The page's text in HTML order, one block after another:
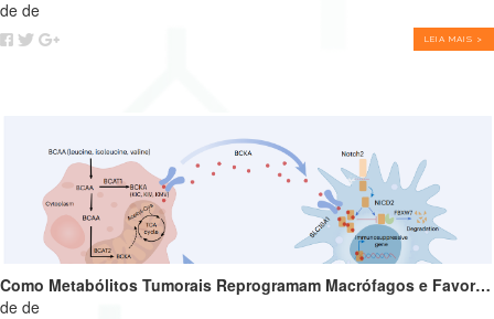
de de
LEIA MAIS >
Como Metabólitos Tumorais Reprogramam Macrófagos e Favorecem o Crescimento Tumoral
de de